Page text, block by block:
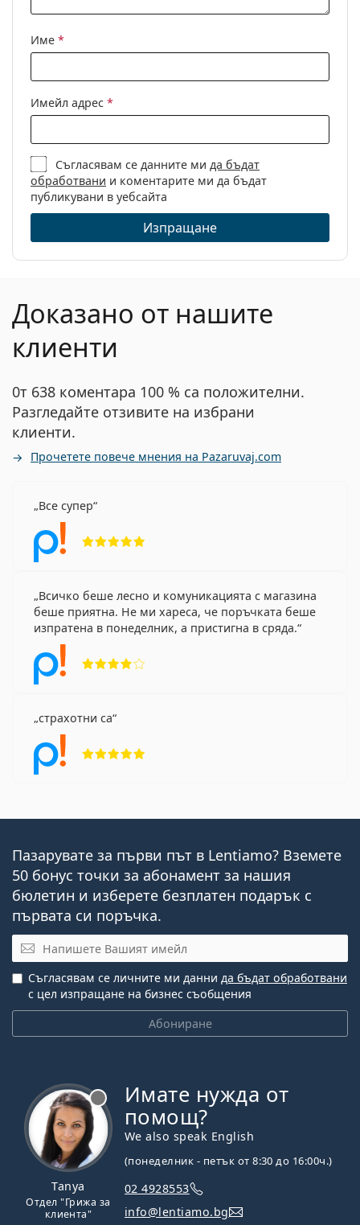
Име *
Имейл адрес *
Съгласявам се данните ми да бъдат
обработвани и коментарите ми да бъдат
публикувани в уебсайта
Изпращане
Доказано от нашите
клиенти
0т 638 коментара 100 % са положителни.
Разгледайте отзивите на избрани
клиенти.
Прочетете повече мнения на Pazaruvaj.com
Все супер
Всичко беше лесно и комуникацията с магазина
беше приятна. Не ми хареса, че поръчката беше
изпратена в понеделник, а пристигна в сряда.
страхотни са
Пазарувате за първи път в Lentiamo? Вземете
50 бонус точки за абонамент за нашия
бюлетин и изберете безплатен подарък с
първата си поръчка.
Имейл
Абониране
Съгласявам се личните ми данни да бъдат обработвани
с цел изпращане на бизнес съобщения
Tanya
Отдел "Грижа за
клиента"
Имате нужда от
помощ?
We also speak English
(понеделник - петък от 8:30 до 16:00ч.)
02 4928553
info@lentiamo.bg